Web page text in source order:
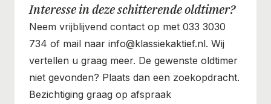
Interesse in deze schitterende oldtimer?
Neem vrijblijvend contact op met 033 3030
734 of mail naar info@klassiekaktief.nl. Wij
vertellen u graag meer. De gewenste oldtimer
niet gevonden? Plaats dan een zoekopdracht.
Bezichtiging graag op afspraak